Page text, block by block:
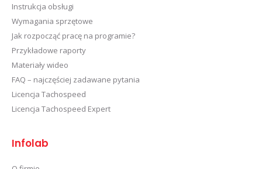
Instrukcja obsługi
Wymagania sprzętowe
Jak rozpocząć pracę na programie?
Przykładowe raporty
Materiały wideo
FAQ – najczęściej zadawane pytania
Licencja Tachospeed
Licencja Tachospeed Expert
Infolab